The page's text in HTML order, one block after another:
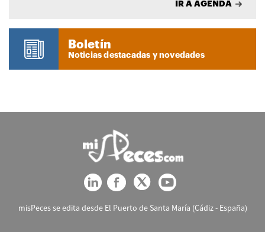
IR A AGENDA
Boletín
Noticias destacadas y novedades
misPeces se edita desde El Puerto de Santa María (Cádiz - España)